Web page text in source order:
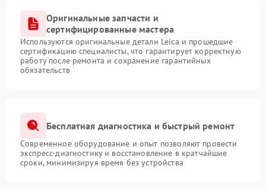
Оригинальные запчасти и
сертифицированные мастера
Используются оригинальные детали Leica и прошедшие
сертификацию специалисты, что гарантирует корректную
работу после ремонта и сохранение гарантийных
обязательств
Бесплатная диагностика и быстрый ремонт
Современное оборудование и опыт позволяют провести
экспресс-диагностику и восстановление в кратчайшие
сроки, минимизируя время без устройства